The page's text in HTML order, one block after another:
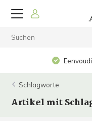
Schlagworte
Artikel mit